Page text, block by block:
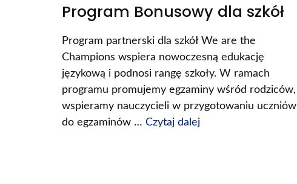
Program Bonusowy dla szkół
Program partnerski dla szkół We are the
Champions wspiera nowoczesną edukację
językową i podnosi rangę szkoły. W ramach
programu promujemy egzaminy wśród rodziców,
wspieramy nauczycieli w przygotowaniu uczniów
do egzaminów … Czytaj dalej